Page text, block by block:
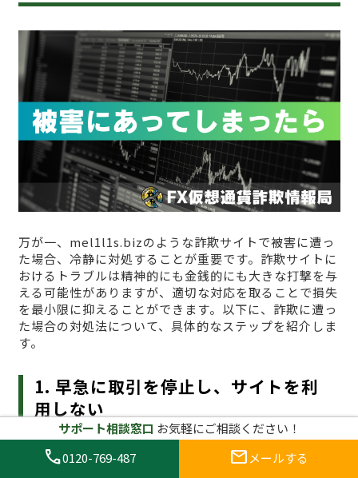
万が一、mel1l1s.bizのような詐欺サイトで被害に遭っ
た場合、冷静に対処することが重要です。詐欺サイトに
おけるトラブルは精神的にも金銭的にも大きな打撃を与
える可能性がありますが、適切な対応を取ることで損失
を最小限に抑えることができます。以下に、詐欺に遭っ
た場合の対処法について、具体的なステップを紹介しま
す。
1. 早急に取引を停止し、サイトを利
用しない
まず最初にすべきことは、
すぐに取引を停止し、
mel1l1s.bizへのアクセスをやめることです。詐欺サイ
サポート相談窓口 お気軽にご相談ください！
call0120-769-487 mail メールする